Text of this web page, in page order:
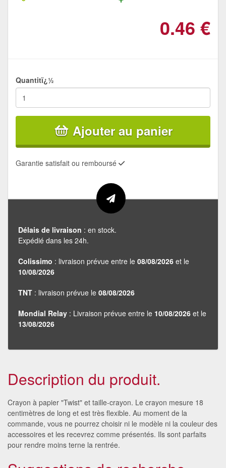
0.46 €
Quantitï¿½
Ajouter au panier
Garantie satisfait ou remboursé
Délais de livraison : en stock.
Expédié dans les 24h.
Colissimo : livraison prévue entre le 08/08/2026 et le
10/08/2026
TNT : livraison prévue le 08/08/2026
Mondial Relay : Livraison prévue entre le 10/08/2026 et le
13/08/2026
Description du produit.
Crayon à papier "Twist" et taille-crayon. Le crayon mesure 18
centimètres de long et est très flexible. Au moment de la
commande, vous ne pourrez choisir ni le modèle ni la couleur des
accessoires et les recevrez comme présentés. Ils sont parfaits
pour rendre moins terne la rentrée.